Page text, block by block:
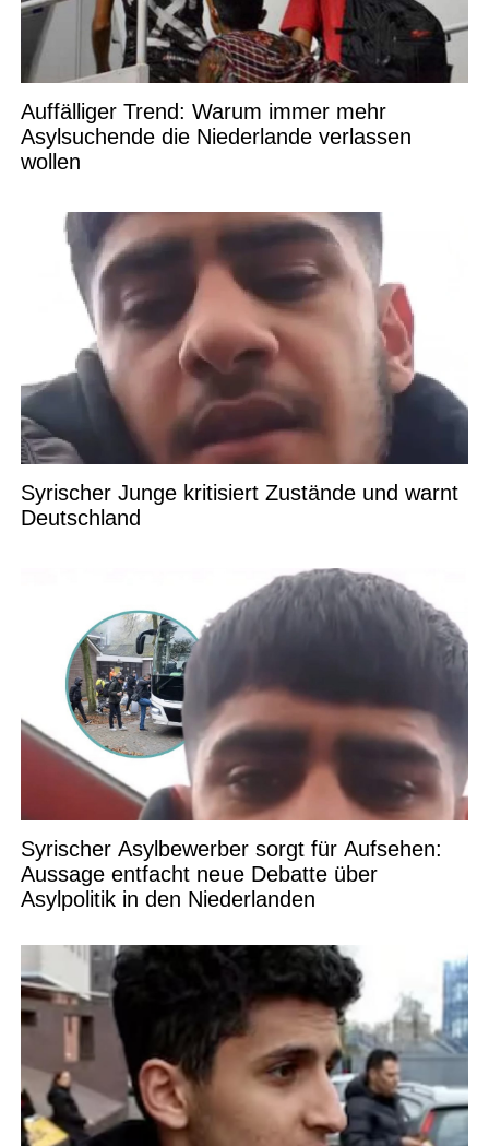
Auffälliger Trend: Warum immer mehr
Asylsuchende die Niederlande verlassen
wollen
Syrischer Junge kritisiert Zustände und warnt
Deutschland
Syrischer Asylbewerber sorgt für Aufsehen:
Aussage entfacht neue Debatte über
Asylpolitik in den Niederlanden